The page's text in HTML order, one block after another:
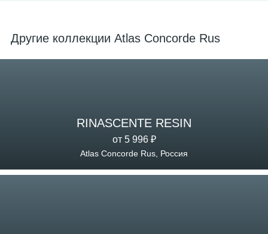
Другие коллекции Atlas Concorde Rus
RINASCENTE RESIN
от 5 996 ₽
Atlas Concorde Rus, Россия